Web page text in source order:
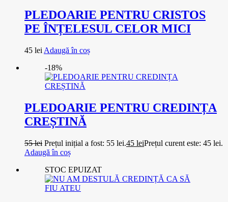
PLEDOARIE PENTRU CRISTOS
PE ÎNȚELESUL CELOR MICI
45 lei Adaugă în coș
-18%
PLEDOARIE PENTRU CREDINȚA
CREȘTINĂ
55lei Prețul inițial a fost: 55 lei.45 leiPrețul curent este: 45 lei.
Adaugă în coș
STOC EPUIZAT